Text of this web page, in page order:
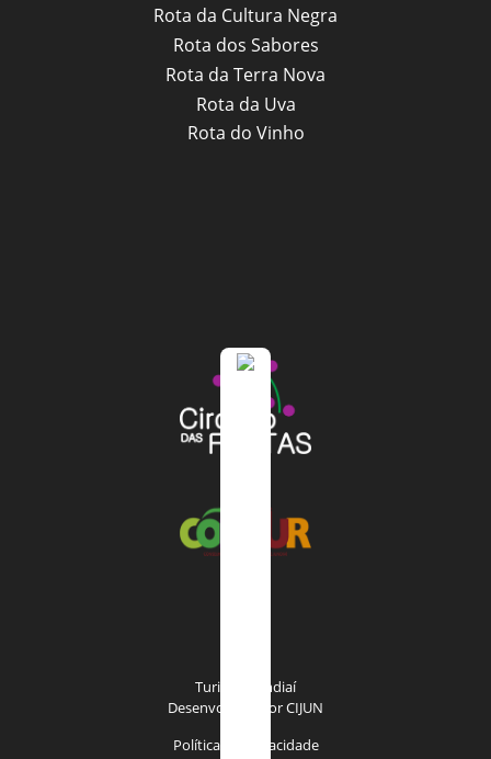
Rota da Cultura Negra
Rota dos Sabores
Rota da Terra Nova
Rota da Uva
Rota do Vinho
Turismo Jundiaí
Desenvolvido porCIJUN
Política de privacidade